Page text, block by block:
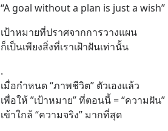
“A goal without a plan is just a wish”
เป้าหมายที่ปราศจากการวางแผน
ก็เป็นเพียงสิ่งที่เราเฝ้าฝันเท่านั้น
.
เมื่อกำหนด “ภาพชีวิต” ตัวเองแล้ว
เพื่อให้ ”เป้าหมาย” ที่ตอนนี้ = “ความฝัน”
เข้าใกล้ “ความจริง” มากที่สุด